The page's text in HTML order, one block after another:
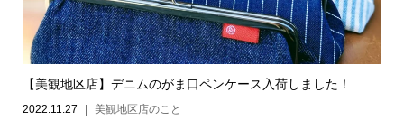
【美観地区店】デニムのがま口ペンケース入荷しました！
2022.11.27 美観地区店のこと